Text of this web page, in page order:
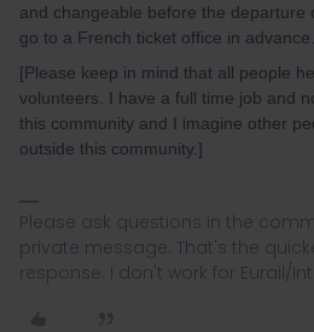
and changeable before the departure
go to a French ticket office in advance.
[Please keep in mind that all people
volunteers. I have a full time job and
this community and I imagine other
outside this community.]
Please ask questions in the
private message. That's the
response. I don't work for Eurail/